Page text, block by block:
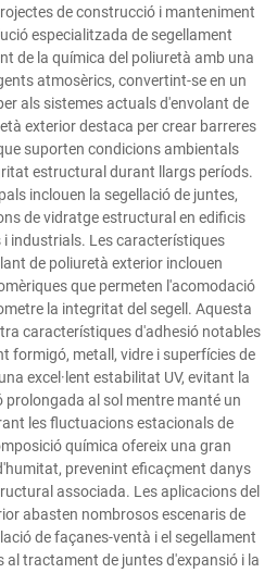
de construcció i manteniment
especialitzada de segellament
de la química del poliuretà amb una
atmosèrics, convertint-se en un
als sistemes actuals d'envolant de
exterior destaca per crear barreres
suporten condicions ambientals
estructural durant llargs períods.
inclouen la segellació de juntes,
de vidratge estructural en edificis
i industrials. Les característiques
de poliuretà exterior inclouen
que permeten l'acomodació
la integritat del segell. Aquesta
característiques d'adhesió notables
formigó, metall, vidre i superfícies de
excel·lent estabilitat UV, evitant la
al sol mentre manté un
les fluctuacions estacionals de
química ofereix una gran
prevenint eficaçment danys
associada. Les aplicacions del
abasten nombrosos escenaris de
de façanes-ventà i el segellament
al tractament de juntes d'expansió i la